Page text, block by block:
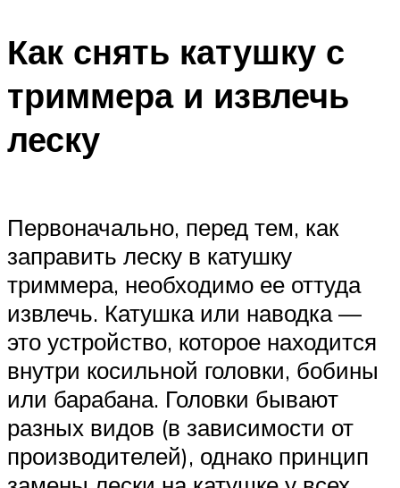
Как снять катушку с
триммера и извлечь
леску
Первоначально, перед тем, как
заправить леску в катушку
триммера, необходимо ее оттуда
извлечь. Катушка или наводка —
это устройство, которое находится
внутри косильной головки, бобины
или барабана. Головки бывают
разных видов (в зависимости от
производителей), однако принцип